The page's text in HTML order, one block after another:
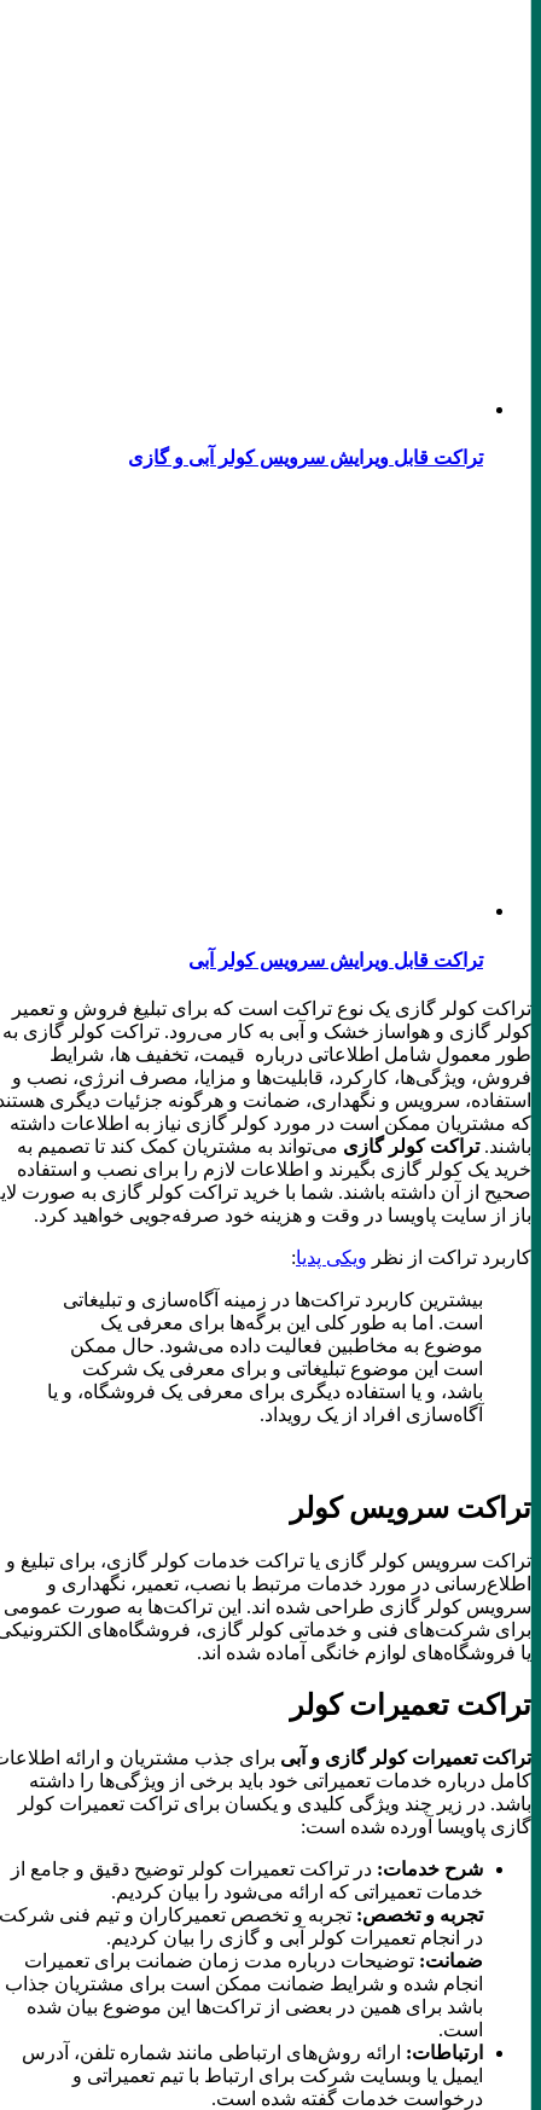
تراکت قابل ویرایش سرویس کولر آبی و گازی
تراکت قابل ویرایش سرویس کولر آبی
تراکت کولر گازی یک نوع تراکت است که برای تبلیغ فروش و تعمیر
کولر گازی و هواساز خشک و آبی به کار می‌رود. تراکت کولر گازی به
طور معمول شامل اطلاعاتی درباره قیمت، تخفیف ها، شرایط
فروش، ویژگی‌ها، کارکرد، قابلیت‌ها و مزایا، مصرف انرژی، نصب و
استفاده، سرویس و نگهداری، ضمانت و هرگونه جزئیات دیگری هستند
که مشتریان ممکن است در مورد کولر گازی نیاز به اطلاعات داشته
باشند.تراکت کولر گازیمی‌تواند به مشتریان کمک کند تا تصمیم به
خرید یک کولر گازی بگیرند و اطلاعات لازم را برای نصب و استفاده
صحیح از آن داشته باشند. شما با خرید تراکت کولر گازی به صورت لایه
باز از سایت پاویسا در وقت و هزینه خود صرفه‌جویی خواهید کرد.
کاربرد تراکت از نظر ویکی پدیا:
بیشترین کاربرد تراکت‌ها در زمینه آگاه‌سازی و تبلیغاتی
است. اما به طور کلی این برگه‌ها برای معرفی یک
موضوع به مخاطبین فعالیت داده می‌شود. حال ممکن
است این موضوع تبلیغاتی و برای معرفی یک شرکت
باشد، و یا استفاده دیگری برای معرفی یک فروشگاه، و یا
آگاه‌سازی افراد از یک رویداد.
تراکت سرویس کولر
تراکت سرویس کولر گازی یا تراکت خدمات کولر گازی، برای تبلیغ و
اطلاع‌رسانی در مورد خدمات مرتبط با نصب، تعمیر، نگهداری و
سرویس کولر گازی طراحی شده اند. این تراکت‌ها به صورت عمومی
برای شرکت‌های فنی و خدماتی کولر گازی، فروشگاه‌های الکترونیکی
یا فروشگاه‌های لوازم خانگی آماده شده اند.
تراکت تعمیرات کولر
تراکت تعمیرات کولر گازی و آبی برای جذب مشتریان و ارائه اطلاعات
کامل درباره خدمات تعمیراتی خود باید برخی از ویژگی‌ها را داشته
باشد. در زیر چند ویژگی کلیدی و یکسان برای تراکت تعمیرات کولر
گازی پاویسا آورده شده است:
شرح خدمات:در تراکت تعمیرات کولر توضیح دقیق و جامع از
خدمات تعمیراتی که ارائه می‌شود را بیان کردیم.
تجربه و تخصص:تجربه و تخصص تعمیرکاران و تیم فنی شرکت
در انجام تعمیرات کولر آبی و گازی را بیان کردیم.
ضمانت:توضیحات درباره مدت زمان ضمانت برای تعمیرات
انجام شده و شرایط ضمانت ممکن است برای مشتریان جذاب
باشد برای همین در بعضی از تراکت‌ها این موضوع بیان شده
است.
ارتباطات:ارائه روش‌های ارتباطی مانند شماره تلفن، آدرس
ایمیل یا وبسایت شرکت برای ارتباط با تیم تعمیراتی و
درخواست خدمات گفته شده است.